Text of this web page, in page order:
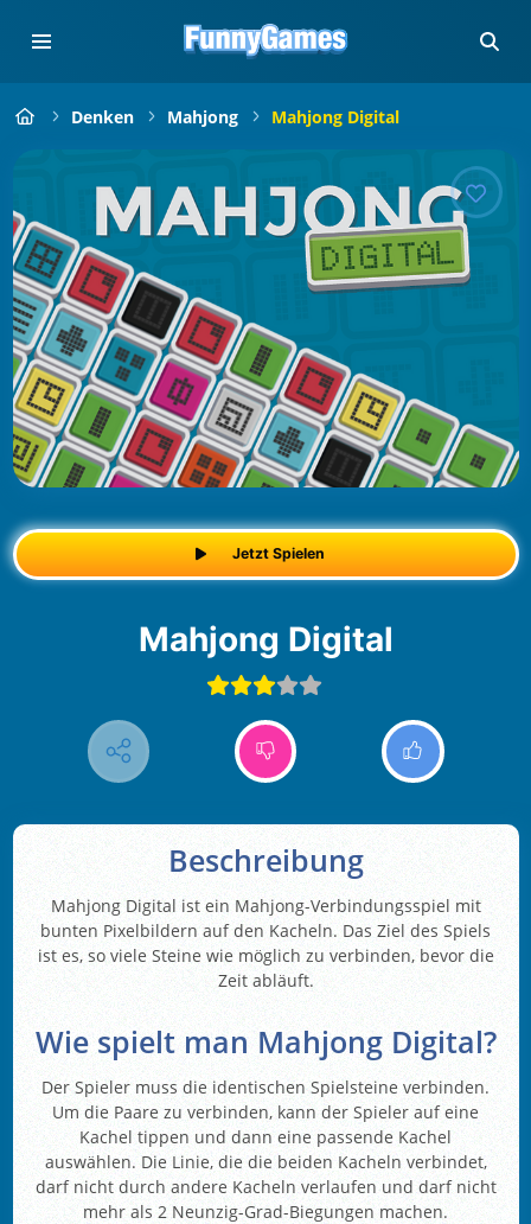
Denken Mahjong Mahjong Digital
Jetzt Spielen
Mahjong Digital
Beschreibung
Mahjong Digital ist ein Mahjong-Verbindungsspiel mit
bunten Pixelbildern auf den Kacheln. Das Ziel des Spiels
ist es, so viele Steine wie möglich zu verbinden, bevor die
Zeit abläuft.
Wie spielt man Mahjong Digital?
Der Spieler muss die identischen Spielsteine verbinden.
Um die Paare zu verbinden, kann der Spieler auf eine
Kachel tippen und dann eine passende Kachel
auswählen. Die Linie, die die beiden Kacheln verbindet,
darf nicht durch andere Kacheln verlaufen und darf nicht
mehr als 2 Neunzig-Grad-Biegungen machen.